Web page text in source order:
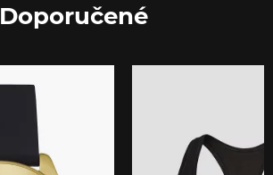
Doporučené